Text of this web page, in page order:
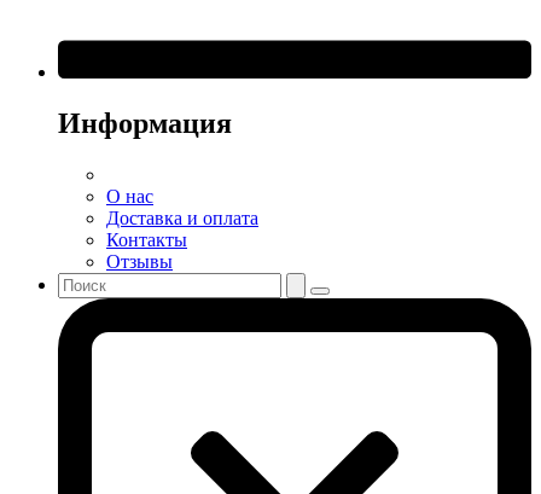
Информация
О нас
Доставка и оплата
Контакты
Отзывы